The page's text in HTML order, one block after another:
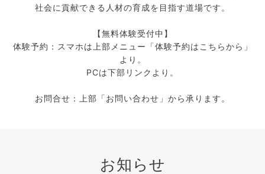
社会に貢献できる人材の育成を目指す道場です。
【無料体験受付中】
体験予約：スマホは上部メニュー「体験予約はこちらから」
より。
PCは下部リンクより。
お問合せ：上部「お問い合わせ」から承ります。
お知らせ